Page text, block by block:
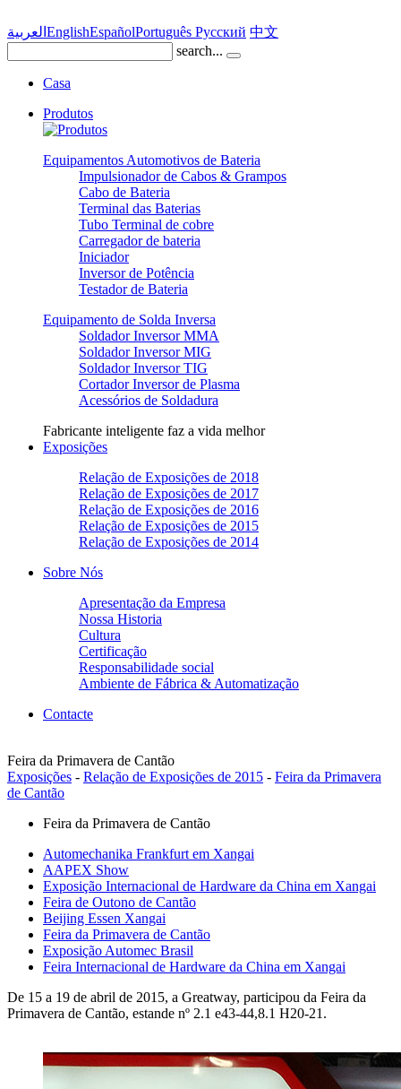
العربية EnglishEspañolPortuguês Pусский 中文
search...
Casa
Produtos
Equipamentos Automotivos de Bateria
Impulsionador de Cabos & Grampos
Cabo de Bateria
Terminal das Baterias
Tubo Terminal de cobre
Carregador de bateria
Iniciador
Inversor de Potência
Testador de Bateria
Equipamento de Solda Inversa
Soldador Inversor MMA
Soldador Inversor MIG
Soldador Inversor TIG
Cortador Inversor de Plasma
Acessórios de Soldadura
Fabricante inteligente faz a vida melhor
Exposições
Relação de Exposições de 2018
Relação de Exposições de 2017
Relação de Exposições de 2016
Relação de Exposições de 2015
Relação de Exposições de 2014
Sobre Nós
Apresentação da Empresa
Nossa Historia
Cultura
Certificação
Responsabilidade social
Ambiente de Fábrica & Automatização
Contacte
Feira da Primavera de Cantão
Exposições - Relação de Exposições de 2015 - Feira da Primavera
de Cantão
Feira da Primavera de Cantão
Automechanika Frankfurt em Xangai
AAPEX Show
Exposição Internacional de Hardware da China em Xangai
Feira de Outono de Cantão
Beijing Essen Xangai
Feira da Primavera de Cantão
Exposição Automec Brasil
Feira Internacional de Hardware da China em Xangai
De 15 a 19 de abril de 2015, a Greatway, participou da Feira da
Primavera de Cantão, estande nº 2.1 e43-44,8.1 H20-21.